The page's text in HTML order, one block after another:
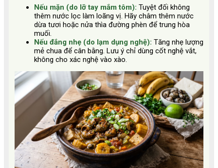
Nếu mặn (do lỡ tay mắm tôm): Tuyệt đối không
thêm nước lọc làm loãng vị. Hãy châm thêm nước
dừa tươi hoặc nửa thìa đường phèn để trung hòa
muối.
Nếu đắng nhẹ (do lạm dụng nghệ): Tăng nhẹ lượng
mẻ chua để cân bằng. Lưu ý chỉ dùng cốt nghệ vắt,
không cho xác nghệ vào xào.